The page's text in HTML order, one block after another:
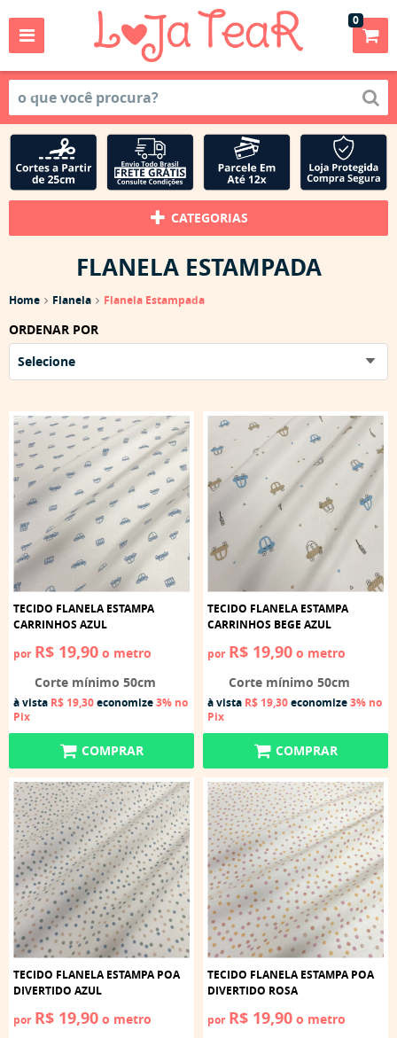
0
CATEGORIAS
FLANELA ESTAMPADA
Home Flanela Flanela Estampada
ORDENAR POR
Selecione
TECIDO FLANELA ESTAMPA
CARRINHOS AZUL
por R$ 19,90 o metro
Corte mínimo 50cm
à vista R$ 19,30economize3% no
Pix
COMPRAR
TECIDO FLANELA ESTAMPA
CARRINHOS BEGE AZUL
por R$ 19,90 o metro
Corte mínimo 50cm
à vista R$ 19,30economize3% no
Pix
COMPRAR
TECIDO FLANELA ESTAMPA POA
DIVERTIDO AZUL
por R$ 19,90 o metro
TECIDO FLANELA ESTAMPA POA
DIVERTIDO ROSA
por R$ 19,90 o metro